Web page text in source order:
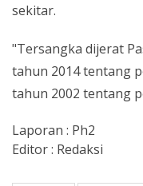
sekitar.
"Tersangka dijerat
tahun 2014 tentang
tahun 2002 tentang
Laporan : Ph2
Editor : Redaksi